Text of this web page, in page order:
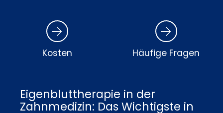
Kosten Häufige Fragen
Eigenbluttherapie in der
Zahnmedizin: Das Wichtigste in